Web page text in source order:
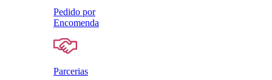
Pedido por
Encomenda
Parcerias